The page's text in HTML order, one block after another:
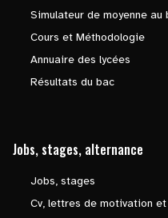
Simulateur de moyenne au
Cours et Méthodologie
Annuaire des lycées
Résultats du bac
Jobs, stages, alternance
Jobs, stages
Cv, lettres de motivation